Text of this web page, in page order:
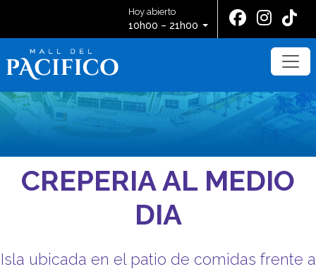
Hoy abierto
10h00 – 21h00
CREPERIA AL MEDIO
DIA
Isla ubicada en el patio de comidas frente a